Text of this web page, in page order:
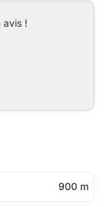
avis !
900 m